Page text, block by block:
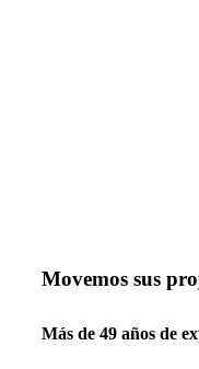
Movemos sus
Más de 49 años de